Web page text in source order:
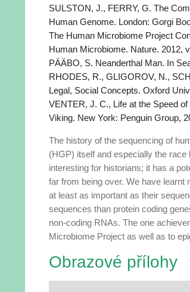
SULSTON, J., FERRY, G. The
Human Genome. London: Gorgi
The Human Microbiome Project
Human Microbiome. Nature. 2012,
PÄÄBO, S. Neanderthal Man. In
RHODES, R., GLIGOROV, N.,
Legal, Social Concepts. Oxford
VENTER, J. C., Life at the Speed
Viking. New York: Penguin Group,
The history of the sequencing of
(HGP) itself and especially the
interesting for historians; it has a
far from being over. We have
at least as important as their
sequences than protein coding
non-coding RNAs. The one
Microbiome Project as well as to
Obrazové přílohy